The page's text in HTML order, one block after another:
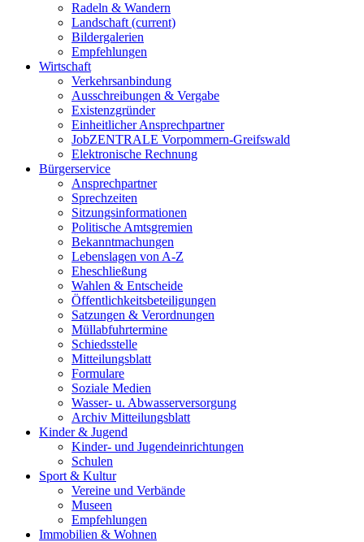
Radeln & Wandern
Landschaft (current)
Bildergalerien
Empfehlungen
Wirtschaft
Verkehrsanbindung
Ausschreibungen & Vergabe
Existenzgründer
Einheitlicher Ansprechpartner
JobZENTRALE Vorpommern-Greifswald
Elektronische Rechnung
Bürgerservice
Ansprechpartner
Sprechzeiten
Sitzungsinformationen
Politische Amtsgremien
Bekanntmachungen
Lebenslagen von A-Z
Eheschließung
Wahlen & Entscheide
Öffentlichkeitsbeteiligungen
Satzungen & Verordnungen
Müllabfuhrtermine
Schiedsstelle
Mitteilungsblatt
Formulare
Soziale Medien
Wasser- u. Abwasserversorgung
Archiv Mitteilungsblatt
Kinder & Jugend
Kinder- und Jugendeinrichtungen
Schulen
Sport & Kultur
Vereine und Verbände
Museen
Empfehlungen
Immobilien & Wohnen